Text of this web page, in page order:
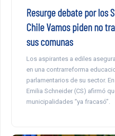
Resurge debate por los
Chile Vamos piden no
sus comunas
Los aspirantes a ediles
en una contrarreforma
parlamentarios de su sector.
Emilia Schneider (CS) afirmó
municipalidades “ya fracasó”.